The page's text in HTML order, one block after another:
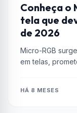
HARDWARE
Conheça o
tela que
de 2026
Micro-RGB
em telas,
HÁ 8 MESES